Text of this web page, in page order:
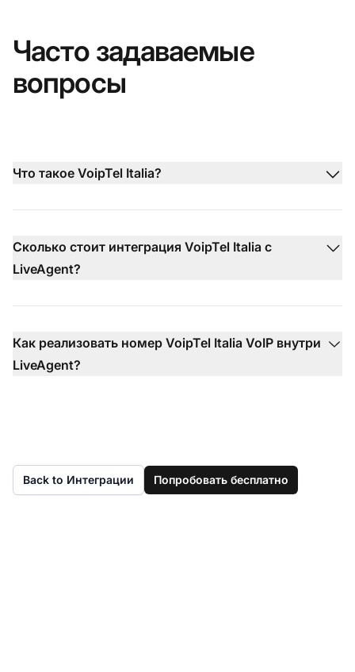
Часто задаваемые
вопросы
Что такое VoipTel Italia?
Сколько стоит интеграция VoipTel Italia с
LiveAgent?
Как реализовать номер VoipTel Italia VoIP внутри
LiveAgent?
Back to Интеграции Попробовать бесплатно